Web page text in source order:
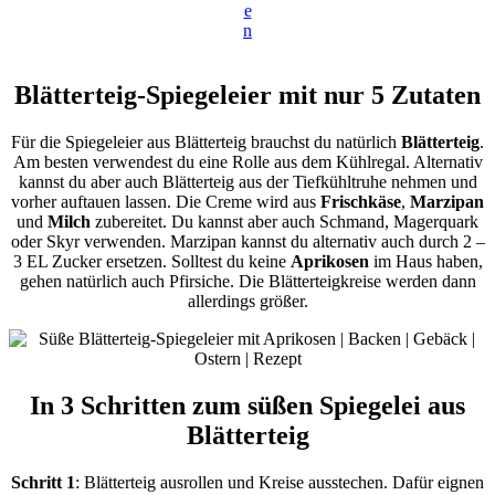
e
n
Blätterteig-Spiegeleier mit nur 5 Zutaten
Für die Spiegeleier aus Blätterteig brauchst du natürlich Blätterteig.
Am besten verwendest du eine Rolle aus dem Kühlregal. Alternativ
kannst du aber auch Blätterteig aus der Tiefkühltruhe nehmen und
vorher auftauen lassen. Die Creme wird aus Frischkäse, Marzipan
und Milch zubereitet. Du kannst aber auch Schmand, Magerquark
oder Skyr verwenden. Marzipan kannst du alternativ auch durch 2 –
3 EL Zucker ersetzen. Solltest du keine Aprikosen im Haus haben,
gehen natürlich auch Pfirsiche. Die Blätterteigkreise werden dann
allerdings größer.
In 3 Schritten zum süßen Spiegelei aus
Blätterteig
Schritt 1: Blätterteig ausrollen und Kreise ausstechen. Dafür eignen